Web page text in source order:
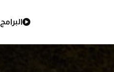
البرامج